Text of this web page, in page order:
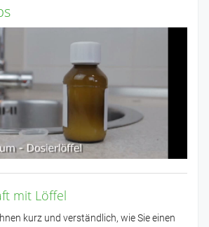
mit Löffel
kurz und verständlich, wie Sie einen